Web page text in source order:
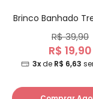
Brinco Banhado
R$ 39,90
R$ 19,90
3xde R$ 6,63